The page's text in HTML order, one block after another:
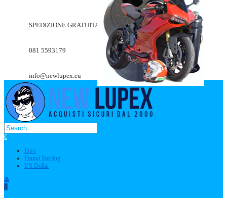
SPEDIZIONE GRATUITA A PARTIRE DA 49.90€
081 5593179
info@newlupex.eu
€
Euro
Pound Sterling
US Dollar
0